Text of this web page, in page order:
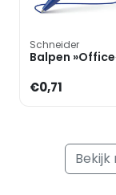
Schneider
Balpen
€0,71